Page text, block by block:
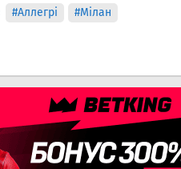
#Аллегрі #Мілан